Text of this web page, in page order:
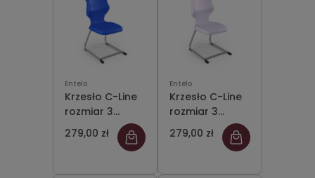
Entelo
Krzesło C-Line
rozmiar 3
siedzisko
niebieski/stelaż
279,00 zł
Entelo
Krzesło C-Line
rozmiar 3
siedzisko
pastelowy
fioletowy/stelaż
szary
279,00 zł